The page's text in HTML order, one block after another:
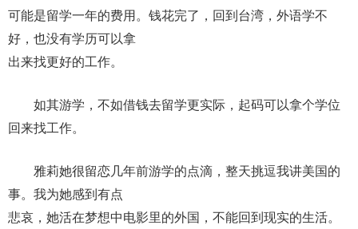
可能是留学一年的费用。钱花完了，回到台湾，外语学不
好，也没有学历可以拿
出来找更好的工作。
如其游学，不如借钱去留学更实际，起码可以拿个学位
回来找工作。
雅莉她很留恋几年前游学的点滴，整天挑逗我讲美国的
事。我为她感到有点
悲哀，她活在梦想中电影里的外国，不能回到现实的生活。